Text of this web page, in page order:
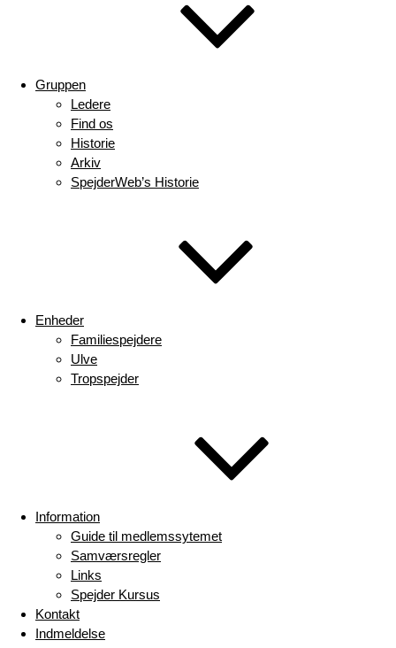
Gruppen
Ledere
Find os
Historie
Arkiv
SpejderWeb’s Historie
Enheder
Familiespejdere
Ulve
Tropspejder
Information
Guide til medlemssytemet
Samværsregler
Links
Spejder Kursus
Kontakt
Indmeldelse